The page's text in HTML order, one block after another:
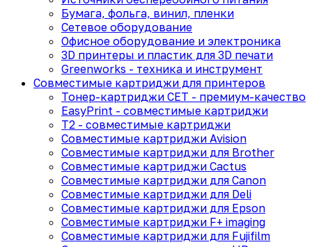
Бумага, фольга, винил, пленки
Сетевое оборудование
Офисное оборудование и электроника
3D принтеры и пластик для 3D печати
Greenworks - техника и инструмент
Совместимые картриджи для принтеров
Тонер-картриджи CET - премиум-качество
EasyPrint - cовместимые картриджи
T2 - совместимые картриджи
Совместимые картриджи Avision
Совместимые картриджи для Brother
Совместимые картриджи Cactus
Совместимые картриджи для Canon
Совместимые картриджи для Deli
Совместимые картриджи для Epson
Совместимые картриджи F+ imaging
Совместимые картриджи для Fujifilm